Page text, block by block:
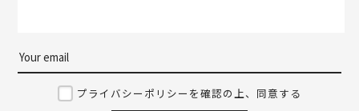
プライバシーポリシーを確認の上、同意する